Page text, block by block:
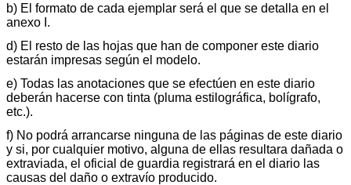
b) El formato de cada ejemplar será el que se detalla en el
anexo I.
d) El resto de las hojas que han de componer este diario
estarán impresas según el modelo.
e) Todas las anotaciones que se efectúen en este diario
deberán hacerse con tinta (pluma estilográfica, bolígrafo,
etc.).
f) No podrá arrancarse ninguna de las páginas de este diario
y si, por cualquier motivo, alguna de ellas resultara dañada o
extraviada, el oficial de guardia registrará en el diario las
causas del daño o extravío producido.